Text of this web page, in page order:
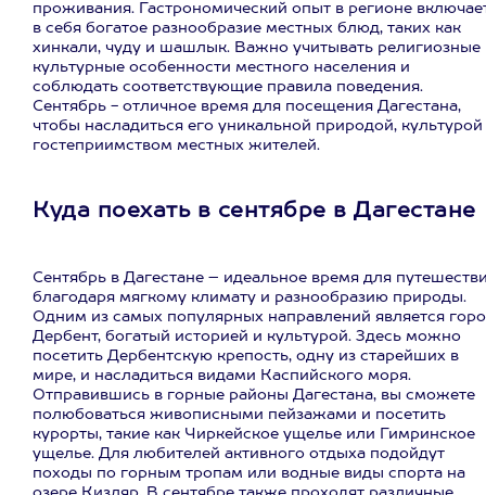
проживания. Гастрономический опыт в регионе
в себя богатое разнообразие местных блюд, таких как
хинкали, чуду и шашлык. Важно учитывать религиозные
культурные особенности местного населения и
соблюдать соответствующие правила поведения.
Сентябрь - отличное время для посещения Дагестана,
чтобы насладиться его уникальной природой, культурой
гостеприимством местных жителей.
Куда поехать в сентябре в Дагестане
Сентябрь в Дагестане – идеальное время для
благодаря мягкому климату и разнообразию природы.
Одним из самых популярных направлений является
Дербент, богатый историей и культурой. Здесь можно
посетить Дербентскую крепость, одну из старейших в
мире, и насладиться видами Каспийского моря.
Отправившись в горные районы Дагестана, вы сможете
полюбоваться живописными пейзажами и посетить
курорты, такие как Чиркейское ущелье или Гимринское
ущелье. Для любителей активного отдыха подойдут
походы по горным тропам или водные виды спорта на